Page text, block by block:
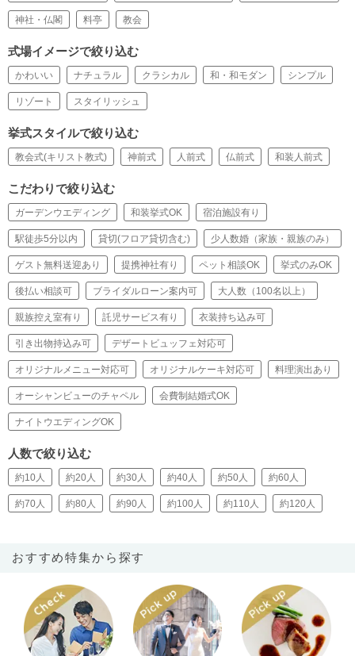
神社・仏閣 料亭 教会
式場イメージで絞り込む
かわいい ナチュラル クラシカル 和・和モダン シンプル
リゾート スタイリッシュ
挙式スタイルで絞り込む
教会式(キリスト教式) 神前式 人前式 仏前式 和装人前式
こだわりで絞り込む
ガーデンウエディング 和装挙式OK 宿泊施設有り
駅徒歩5分以内 貸切(フロア貸切含む) 少人数婚（家族・親族のみ）
ゲスト無料送迎あり 提携神社有り ペット相談OK 挙式のみOK
後払い相談可 ブライダルローン案内可 大人数（100名以上）
親族控え室有り 託児サービス有り 衣装持ち込み可
引き出物持込み可 デザートビュッフェ対応可
オリジナルメニュー対応可 オリジナルケーキ対応可 料理演出あり
オーシャンビューのチャペル 会費制結婚式OK
ナイトウエディングOK
人数で絞り込む
約10人 約20人 約30人 約40人 約50人 約60人
約70人 約80人 約90人 約100人 約110人 約120人
おすすめ特集から探す